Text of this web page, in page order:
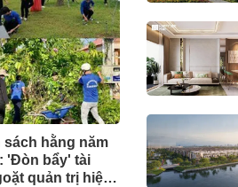
sách hằng năm
'Đòn bẩy' tài
quản trị hiện